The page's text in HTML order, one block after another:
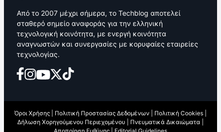
Από το 2007 μέχρι σήμερα, το Techblog αποτελεί
σταθερό σημείο αναφοράς για την ελληνική
τεχνολογική κοινότητα, με ενεργή κοινότητα
αναγνωστών και συνεργασίες με κορυφαίες εταιρείες
τεχνολογίας.
Όροι Χρήσης Πολιτική Προστασίας Δεδομένων Πολιτική Cookies
Δήλωση Χορηγούμενου Περιεχομένου
Πνευματικά Δικαιώματα